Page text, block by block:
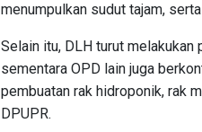
menumpulkan sudut tajam,
Selain itu, DLH turut
sementara OPD lain juga
pembuatan rak hidroponik, rak
DPUPR.